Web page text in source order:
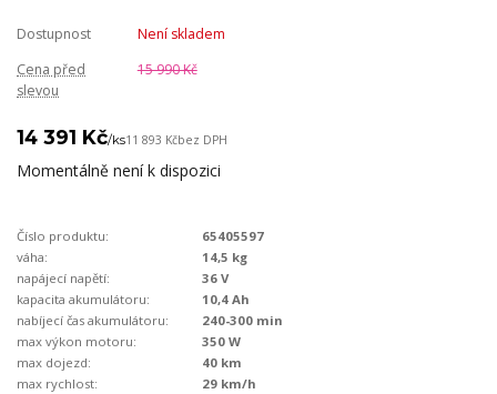
Dostupnost
Není skladem
Cena před
slevou
15 990 Kč
14 391 Kč/ks11 893 Kčbez DPH
Momentálně není k dispozici
Číslo produktu:
65405597
váha:
14,5 kg
napájecí napětí:
36 V
kapacita akumulátoru:
10,4 Ah
nabíjecí čas akumulátoru:
240-300 min
max výkon motoru:
350 W
max dojezd:
40 km
max rychlost:
29 km/h